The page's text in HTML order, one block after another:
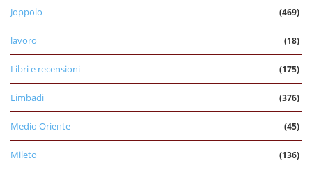
Joppolo (469)
lavoro (18)
Libri e recensioni (175)
Limbadi (376)
Medio Oriente (45)
Mileto (136)